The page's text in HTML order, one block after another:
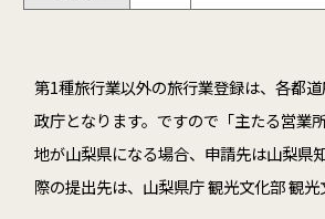
第1種旅行業以外の旅行業登録は、各都
政庁となります。ですので「主たる営業
地が山梨県になる場合、申請先は山梨県
際の提出先は、山梨県庁 観光文化部 観光